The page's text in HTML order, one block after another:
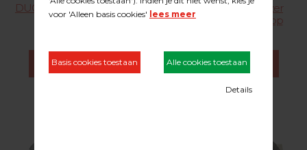
DUOLINE Duo aanslagblok
met handgreep
BESTEL DIRECT
DUOLINE® aanslagijzer
Prof. met nylon slagdop
BESTEL DIRECT